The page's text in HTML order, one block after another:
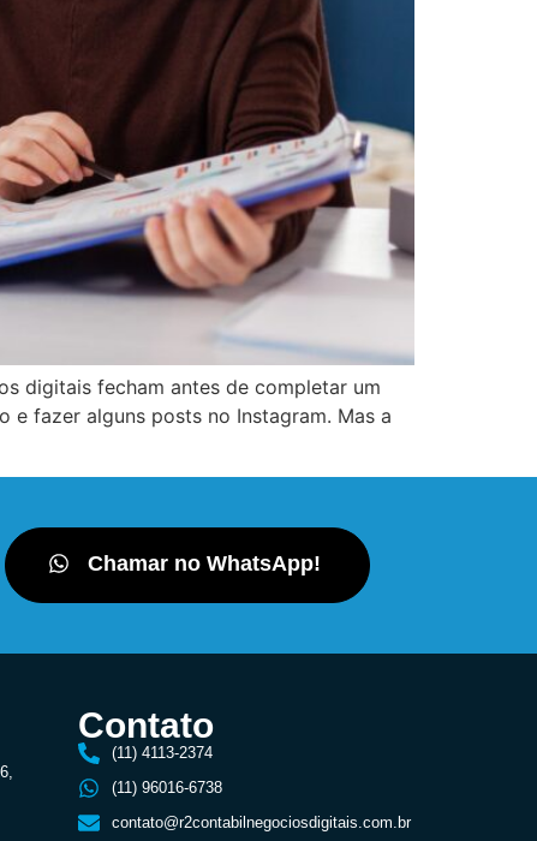
digitais fecham antes de completar um
e fazer alguns posts no Instagram. Mas a
Chamar no WhatsApp!
Contato
(11) 4113-2374
(11) 96016-6738
contato@r2contabilnegociosdigitais.com.br